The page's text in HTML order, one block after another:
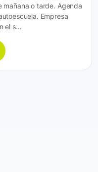
mañana o tarde. Agenda
Empresa
el s…